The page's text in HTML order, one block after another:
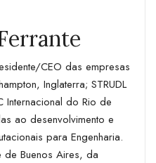
CEO das empresas
Inglaterra; STRUDL
Internacional do Rio de
ao desenvolvimento e
para Engenharia.
de Buenos Aires, da